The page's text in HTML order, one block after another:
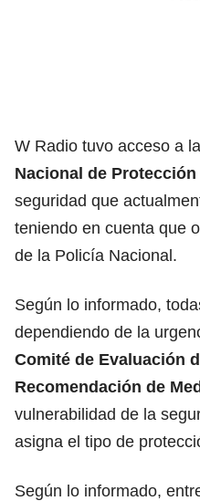
W Radio tuvo acceso a
Nacional de Protección
seguridad que
teniendo en cuenta que
de la Policía Nacional.
Según lo informado,
dependiendo de la
Comité de Evaluación
Recomendación de
vulnerabilidad de la
asigna el tipo de
Según lo informado,